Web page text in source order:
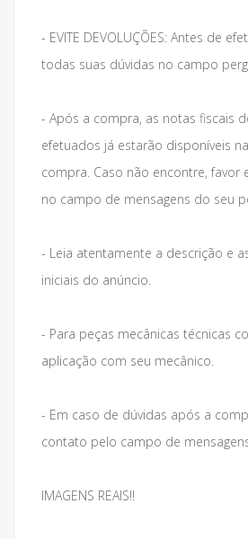
- EVITE DEVOLUÇÕES: Antes de
todas suas dúvidas no campo
- Após a compra, as notas fiscais
efetuados já estarão disponíveis
compra. Caso não encontre, favor
no campo de mensagens do seu
- Leia atentamente a descrição e
iniciais do anúncio.
- Para peças mecânicas técnicas
aplicação com seu mecânico.
- Em caso de dúvidas após a
contato pelo campo de
IMAGENS REAIS!!